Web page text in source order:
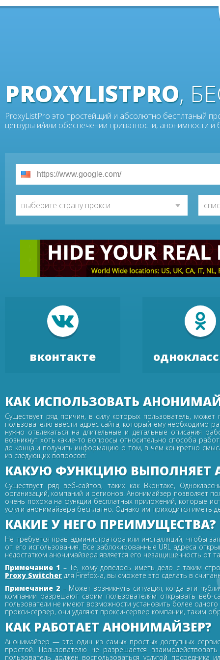
PROXYLISTPRO,
ProxyListPro это простейщий и абсолютно бесплтаный
цензуры и/или обеспечении приватности, анонимности и
выберите страну прокси
вконтакте
КАК ИСПОЛЬЗОВАТЬ
Существует ряд причин, в силу которых пользователь,
пользователю ввести адрес сайта, который ему необходимо
нужно отвлекаться на длительные и детальные описания
возникнут хоть какие-то вопросы относительно способа
до конца и получить информацию о том, в чем конкретно
из следующих вопросов:
КАКУЮ ФУНКЦИЮ ВЫПОЛНЯЕТ
Существует ряд веб-сайтов, таких как Вконтаке,
организаций, компаний и регионов. Анонимайзер позволяет
очень похожа на функции бесплатных приложений, которые
услуги анонимайзера бесплатно. Однако им приходится
КАКИЕ У НЕГО ПРЕИМУЩЕСТВА?
Не требуется прав администратора или инсталляций, чтобы
от его использования. Все заблокированные URL адреса
недостатком анонимайзера является его незащищенность от
Примечание 1 – Те, кому довелось иметь дело с таким
Proxy Switcher для Firefox-а, вы сможете это сделать в
Примечание 2– Может возникнуть ситуация, когда эти
компании разрешают своим пользователям открывать веб-
пользователи не имеют возможности установить более
прокси-сервер, они удаляют прокси-сервер компании, таким
КАК РАБОТАЕТ АНОНИМАЙЗЕР?
Анонимайзер — это один из самых простых доступных
простой. Пользователю не разрешается
пользователь должен воспользоваться услугой